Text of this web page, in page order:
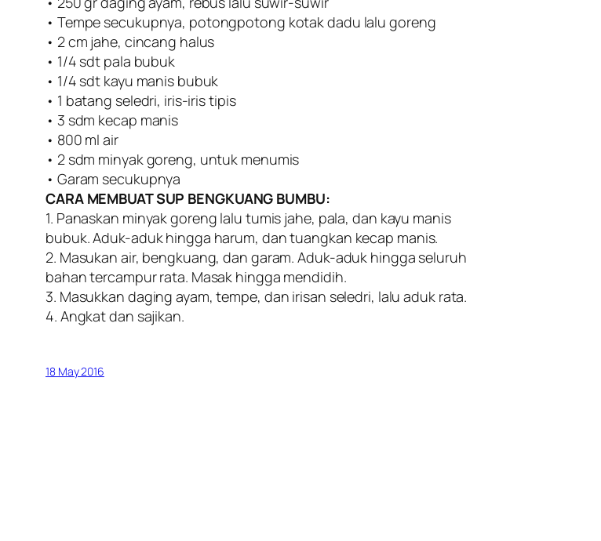
• Tempe secukupnya, potongpotong kotak dadu lalu goreng
• 2 cm jahe, cincang halus
• 1/4 sdt pala bubuk
• 1/4 sdt kayu manis bubuk
• 1 batang seledri, iris-iris tipis
• 3 sdm kecap manis
• 800 ml air
• 2 sdm minyak goreng, untuk menumis
• Garam secukupnya
CARA MEMBUAT SUP BENGKUANG BUMBU:
1. Panaskan minyak goreng lalu tumis jahe, pala, dan kayu manis
bubuk. Aduk-aduk hingga harum, dan tuangkan kecap manis.
2. Masukan air, bengkuang, dan garam. Aduk-aduk hingga seluruh
bahan tercampur rata. Masak hingga mendidih.
3. Masukkan daging ayam, tempe, dan irisan seledri, lalu aduk rata.
4. Angkat dan sajikan.
18 May 2016